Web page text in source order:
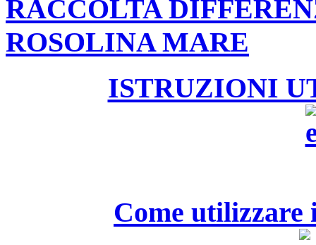
RACCOLTA
ROSOLINA MARE
ISTRUZIONI
Come utilizzare